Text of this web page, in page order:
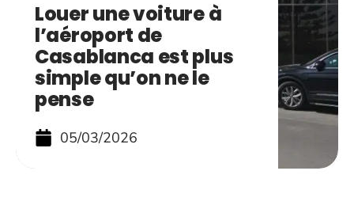
Louer une voiture à
l’aéroport de
Casablanca est plus
simple qu’on ne le
pense
05/03/2026